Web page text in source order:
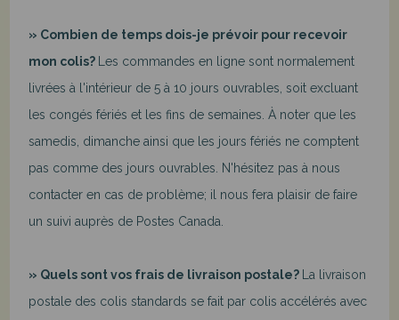
» Combien de temps dois-je prévoir pour recevoir
mon colis?
Les commandes en ligne sont normalement
livrées à l'intérieur de 5 à 10 jours ouvrables, soit excluant
les congés fériés et les fins de semaines. À noter que les
samedis, dimanche ainsi que les jours fériés ne comptent
pas comme des jours ouvrables. N'hésitez pas à nous
contacter en cas de problème; il nous fera plaisir de faire
un suivi auprès de Postes Canada.
» Quels sont vos frais de livraison postale?
La livraison
postale des colis standards se fait par colis accélérés avec